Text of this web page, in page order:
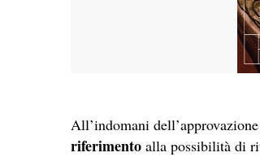
All’indomani
riferimento alla possibilità di